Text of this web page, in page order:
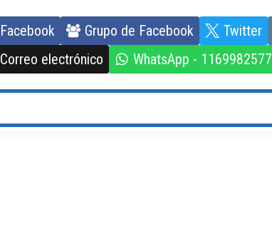
Facebook Grupo de Facebook Twitter
Correo electrónico
WhatsApp - 1169982577